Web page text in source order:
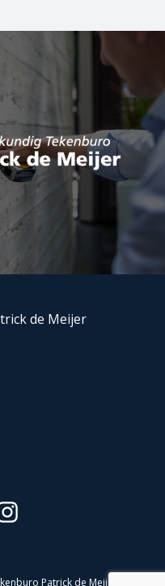
de Meijer
Patrick de Meijer